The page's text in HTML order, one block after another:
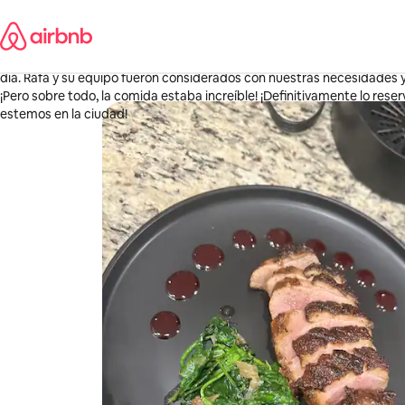
al
contenido
Estados Unidos
,
·Hace 3 semanas
Reservamos un almuerzo y una cena en casa para 16 personas para
día. Rafa y su equipo fueron considerados con nuestras
¡Pero sobre todo, la comida estaba increíble! ¡Definitivamente lo
estemos en la ciudad!